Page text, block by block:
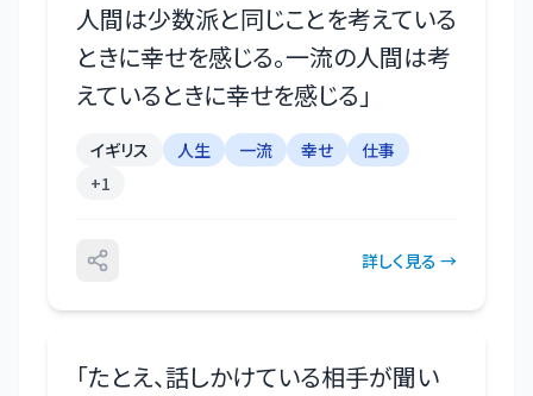
人間は少数派と同じことを考えている
ときに幸せを感じる。一流の人間は考
えているときに幸せを感じる 」
イギリス 人生 一流 幸せ
仕事
+1
詳しく見る →
「たとえ、話しかけている相手が聞い